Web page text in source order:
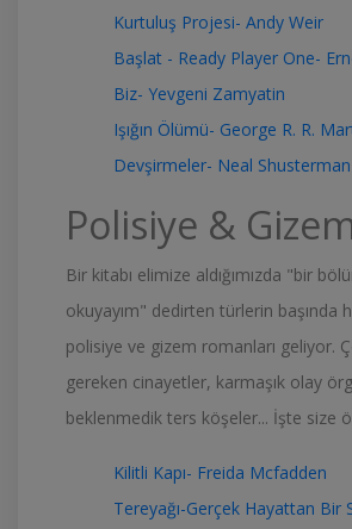
Kurtuluş Projesi- Andy Weir
Başlat - Ready Player One-
Biz- Yevgeni Zamyatin
Işığın Ölümü- George R. R.
Devşirmeler- Neal Shusterman
Polisiye &
Bir kitabı elimize aldığımızda "bir
okuyayım" dedirten türlerin başında
polisiye ve gizem romanları geliyor.
gereken cinayetler, karmaşık olay
beklenmedik ters köşeler... İşte size
Kilitli Kapı- Freida Mcfadden
Tereyağı-Gerçek Hayattan Bir